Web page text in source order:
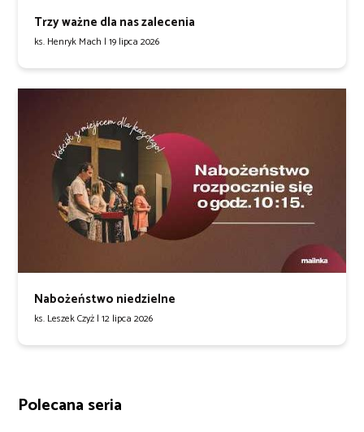
Trzy ważne dla nas zalecenia
ks. Henryk Mach | 19 lipca 2026
Nabożeństwo niedzielne
ks. Leszek Czyż | 12 lipca 2026
Polecana seria